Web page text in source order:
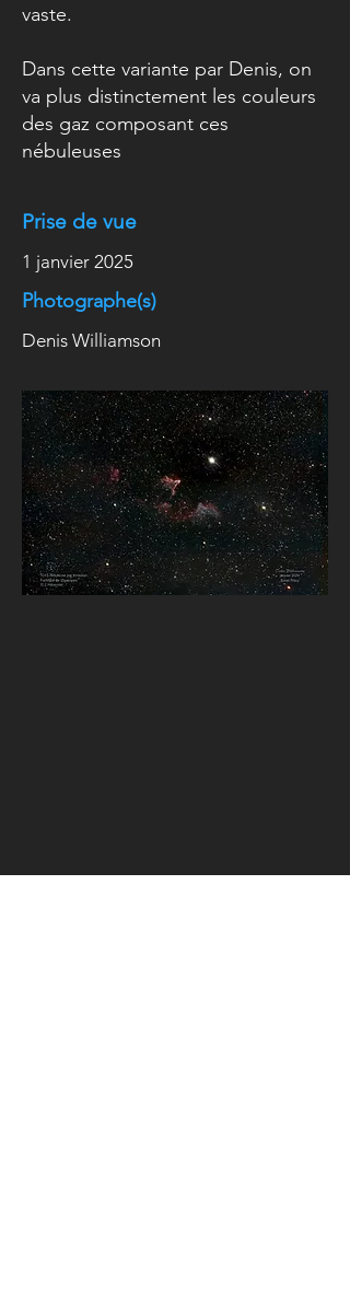
vaste.
Dans cette variante par Denis, on
va plus distinctement les couleurs
des gaz composant ces
nébuleuses
Prise de vue
1 janvier 2025
Photographe(s)
Denis Williamson